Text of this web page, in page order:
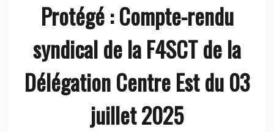
Protégé : Compte-rendu
syndical de la F4SCT de la
Délégation Centre Est du 03
juillet 2025